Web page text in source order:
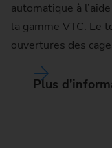
automatique à
la gamme VTC. Le
ouvertures des
Plus